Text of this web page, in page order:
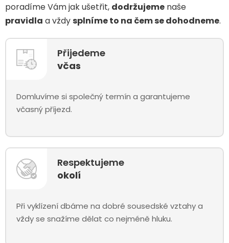
poradíme Vám jak ušetřit, dodržujeme naše
pravidla a vždy splníme to na čem se dohodneme.
Přijedeme
včas
Domluvíme si společný termín a garantujeme
včasný příjezd.
Respektujeme
okolí
Při vyklízení dbáme na dobré sousedské vztahy a
vždy se snažíme dělat co nejméně hluku.